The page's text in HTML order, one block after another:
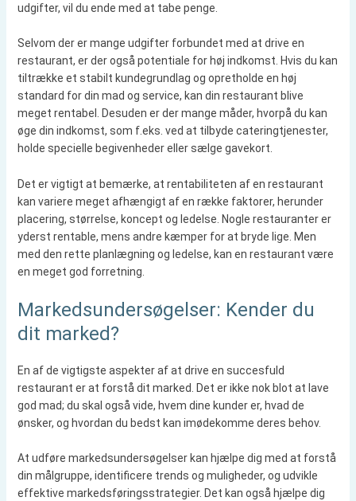
udgifter, vil du ende med at tabe penge.
Selvom der er mange udgifter forbundet med at drive en
restaurant, er der også potentiale for høj indkomst. Hvis du kan
tiltrække et stabilt kundegrundlag og opretholde en høj
standard for din mad og service, kan din restaurant blive
meget rentabel. Desuden er der mange måder, hvorpå du kan
øge din indkomst, som f.eks. ved at tilbyde cateringtjenester,
holde specielle begivenheder eller sælge gavekort.
Det er vigtigt at bemærke, at rentabiliteten af en restaurant
kan variere meget afhængigt af en række faktorer, herunder
placering, størrelse, koncept og ledelse. Nogle restauranter er
yderst rentable, mens andre kæmper for at bryde lige. Men
med den rette planlægning og ledelse, kan en restaurant være
en meget god forretning.
Markedsundersøgelser: Kender du
dit marked?
En af de vigtigste aspekter af at drive en succesfuld
restaurant er at forstå dit marked. Det er ikke nok blot at lave
god mad; du skal også vide, hvem dine kunder er, hvad de
ønsker, og hvordan du bedst kan imødekomme deres behov.
At udføre markedsundersøgelser kan hjælpe dig med at forstå
din målgruppe, identificere trends og muligheder, og udvikle
effektive markedsføringsstrategier. Det kan også hjælpe dig